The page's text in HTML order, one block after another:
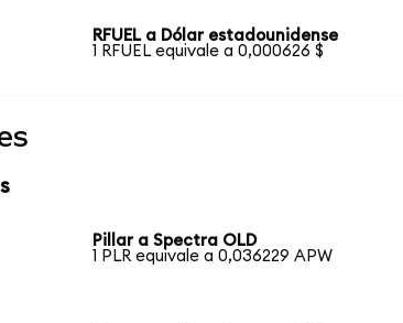
RFUEL a Dólar estadounidense
1 RFUEL equivale a 0,000626 $
Pillar a Spectra OLD
1 PLR equivale a 0,036229 APW